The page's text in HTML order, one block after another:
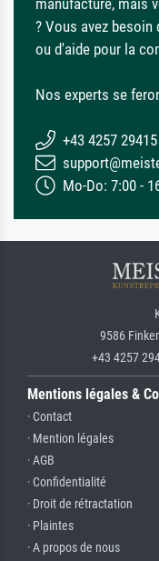
manufacture, mais
? Vous avez
ou d'aide pour la
Nos experts se
+43 4257 29415
Mo-Do: 7:00 -
9586
+43 4257
Mentions légales &
· Contact
· Mention légales
· AGB
· Confidentialité
· Droit de rétractation
· Plaintes
· A propos de nous